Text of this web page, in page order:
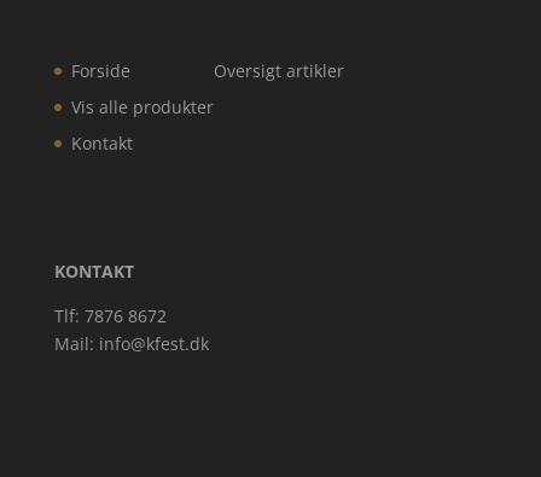
Forside
Vis alle produkter
Kontakt
Oversigt artikler
KONTAKT
Tlf: 7876 8672
Mail: info@kfest.dk